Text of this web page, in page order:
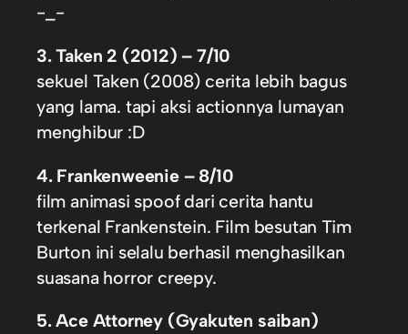
-_-
3. Taken 2 (2012) – 7/10
sekuel Taken (2008) cerita lebih bagus
yang lama. tapi aksi actionnya lumayan
menghibur :D
4. Frankenweenie – 8/10
film animasi spoof dari cerita hantu
terkenal Frankenstein. Film besutan Tim
Burton ini selalu berhasil menghasilkan
suasana horror creepy.
5. Ace Attorney (Gyakuten saiban)